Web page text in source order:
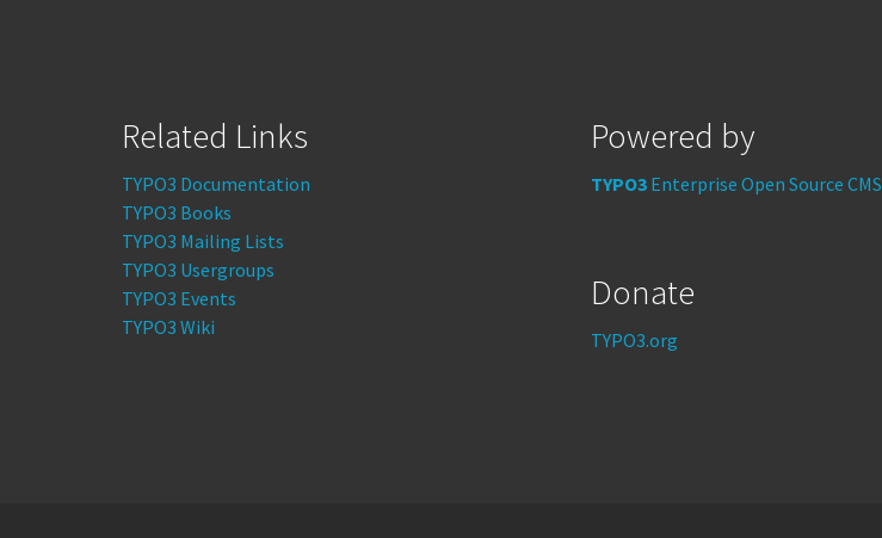
Related Links
TYPO3 Documentation
TYPO3 Books
TYPO3 Mailing Lists
TYPO3 Usergroups
TYPO3 Events
TYPO3 Wiki
Powered by
TYPO3 Enterprise Open Source CMS
Donate
TYPO3.org